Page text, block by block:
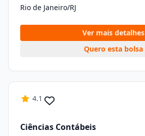
Rio de Janeiro/RJ
Ver mais detalhes
Quero esta bolsa
4.1
Ciências Contábeis